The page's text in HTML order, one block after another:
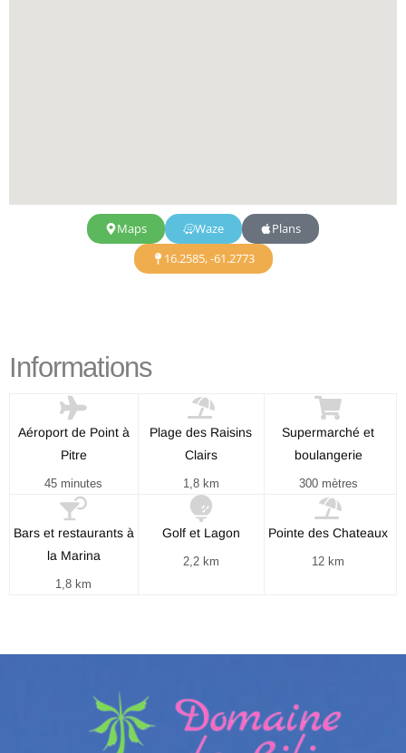
Maps Waze
Plans
16.2585, -61.2773
Informations
Aéroport de Point à
Pitre
45 minutes
Plage des Raisins
Clairs
1,8 km
Supermarché et
boulangerie
300 mètres
Bars et restaurants à
la Marina
1,8 km
Golf et Lagon
2,2 km
Pointe des Chateaux
12 km